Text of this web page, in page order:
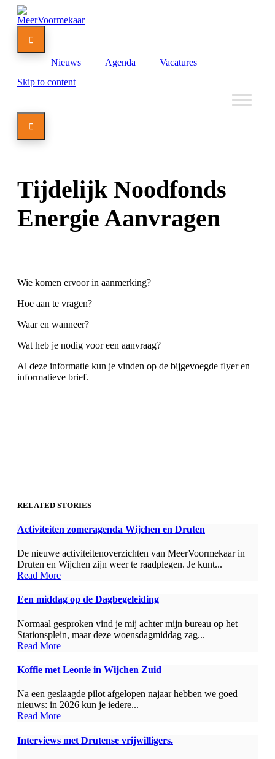

Nieuws Agenda
Vacatures
Skip to content

Tijdelijk Noodfonds
Energie Aanvragen
Wie komen ervoor in aanmerking?
Hoe aan te vragen?
Waar en wanneer?
Wat heb je nodig voor een aanvraag?
Al deze informatie kun je vinden op de bijgevoegde flyer en
informatieve brief.
RELATED STORIES
Activiteiten zomeragenda Wijchen en Druten
De nieuwe activiteitenoverzichten van MeerVoormekaar in
Druten en Wijchen zijn weer te raadplegen. Je kunt...
Read More
Een middag op de Dagbegeleiding
Normaal gesproken vind je mij achter mijn bureau op het
Stationsplein, maar deze woensdagmiddag zag...
Read More
Koffie met Leonie in Wijchen Zuid
Na een geslaagde pilot afgelopen najaar hebben we goed
nieuws: in 2026 kun je iedere...
Read More
Interviews met Drutense vrijwilligers.